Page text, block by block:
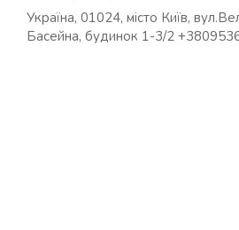
Україна, 01024, місто Київ,
Басейна, будинок 1-3/2